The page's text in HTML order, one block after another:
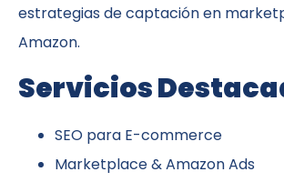
estrategias de captación en
Amazon.
Servicios
SEO para E-commerce
Marketplace & Amazon Ads